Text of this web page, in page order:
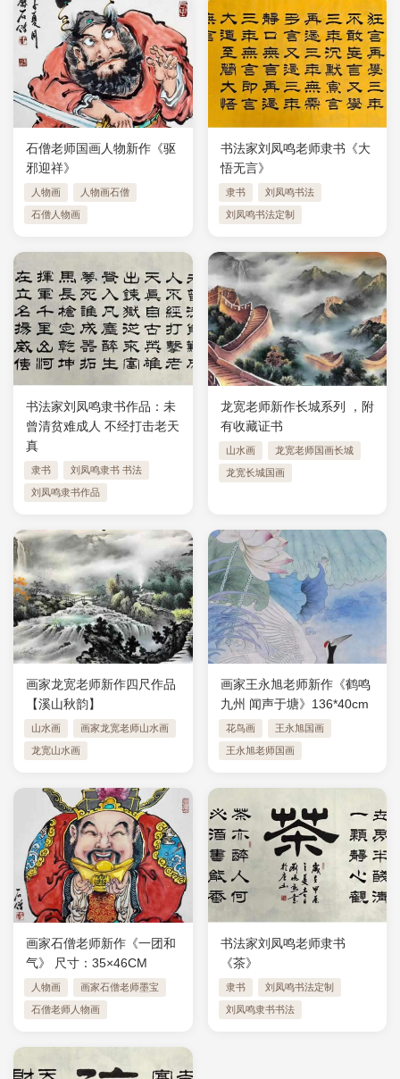
石僧老师国画人物新作《驱
邪迎祥》
人物画 人物画石僧
石僧人物画
书法家刘凤鸣老师隶书《大
悟无言》
隶书 刘凤鸣书法
刘凤鸣书法定制
书法家刘凤鸣隶书作品：未
曾清贫难成人 不经打击老天
真
隶书 刘凤鸣隶书 书法
刘凤鸣隶书作品
龙宽老师新作长城系列 ，附
有收藏证书
山水画 龙宽老师国画长城
龙宽长城国画
画家龙宽老师新作四尺作品
【溪山秋韵】
山水画 画家龙宽老师山水画
龙宽山水画
画家王永旭老师新作《鹤鸣
九州 闻声于塘》136*40cm
花鸟画 王永旭国画
王永旭老师国画
画家石僧老师新作《一团和
气》 ​尺寸：35×46CM
人物画 画家石僧老师墨宝
石僧老师人物画
书法家刘凤鸣老师隶书
《茶》
隶书 刘凤鸣书法定制
刘凤鸣隶书书法